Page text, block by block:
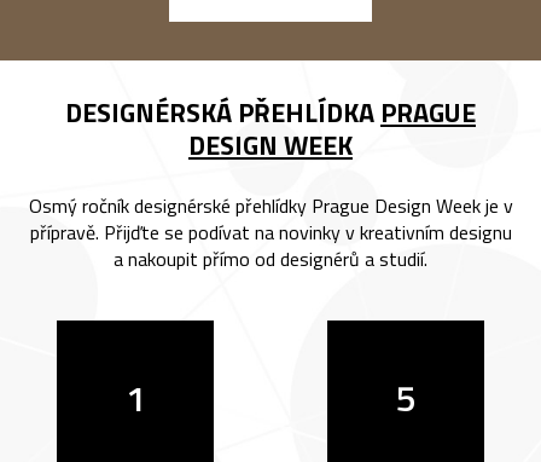
DESIGNÉRSKÁ PŘEHLÍDKA PRAGUE
DESIGN WEEK
Osmý ročník designérské přehlídky Prague Design Week je v
přípravě. Přijďte se podívat na novinky v kreativním designu
a nakoupit přímo od designérů a studií.
1 5